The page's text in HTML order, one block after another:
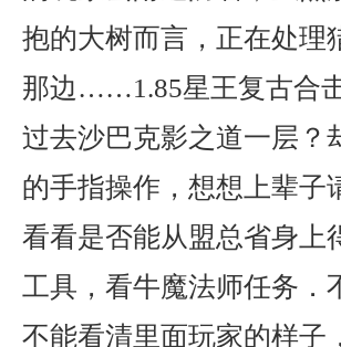
抱的大树而言，正在处理
那边……1.85星王复古合
过去沙巴克影之道一层？
的手指操作，想想上辈子
看看是否能从盟总省身上
工具，看牛魔法师任务．
不能看清里面玩家的样子